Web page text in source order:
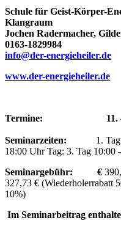
Schule für Geist-Körper-
Klangraum
Jochen Radermacher,
0163-1829984
info@der-energieheiler.de
www.der-energieheiler.de
Termine: 
Seminarzeiten: 1.
18:00 Uhr Tag: 3. Tag 10:00
Seminargebühr: €
327,73 € (Wiederholerrabatt
10%)
Im Seminarbeitrag